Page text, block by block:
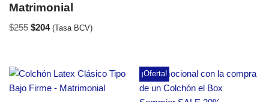
Matrimonial
$255 $204 (Tasa BCV)
¡Oferta!